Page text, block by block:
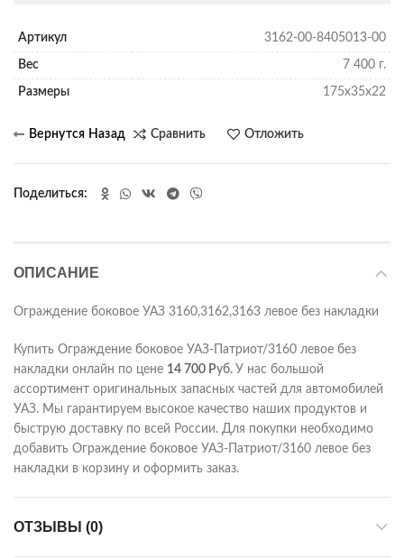
Артикул 3162-00-8405013-00
Вес 7 400 г.
Размеры 175х35х22
Сравнить Отложить
Поделиться
ОПИСАНИЕ
Ограждение боковое УАЗ 3160,3162,3163 левое без накладки
Купить Ограждение боковое УАЗ-Патриот/3160 левое без
накладки онлайн по цене 14 700 Руб. У нас большой
ассортимент оригинальных запасных частей для автомобилей
УАЗ. Мы гарантируем высокое качество наших продуктов и
быструю доставку по всей России. Для покупки необходимо
добавить Ограждение боковое УАЗ-Патриот/3160 левое без
накладки в корзину и оформить заказ.
ОТЗЫВЫ (0)